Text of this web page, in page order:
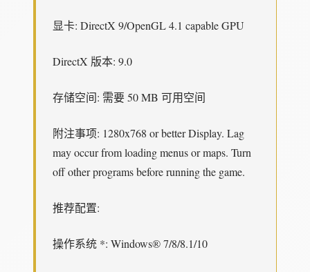
显卡: DirectX 9/OpenGL 4.1 capable GPU
DirectX 版本: 9.0
存储空间: 需要 50 MB 可用空间
附注事项: 1280x768 or better Display. Lag
may occur from loading menus or maps. Turn
off other programs before running the game.
推荐配置:
操作系统 *: Windows® 7/8/8.1/10